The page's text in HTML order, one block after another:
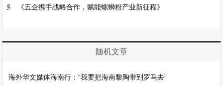
5 《五企携手战略合作，赋能螺蛳粉产业新征程》
随机文章
海外华文媒体海南行：“我要把海南黎陶带到罗马去”